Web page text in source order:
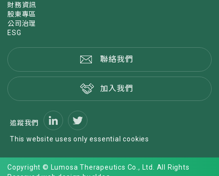
財務資訊
股東專區
公司治理
ESG
聯絡我們
加入我們
追蹤我們
This website uses only essential cookies
Copyright © Lumosa Therapeutics Co., Ltd. All Rights